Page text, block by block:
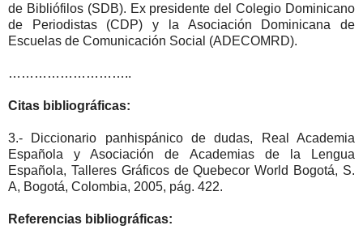
de Bibliófilos (SDB). Ex presidente del Colegio Dominicano
de Periodistas (CDP) y la Asociación Dominicana de
Escuelas de Comunicación Social (ADECOMRD).
………………………..
Citas bibliográficas:
3.- Diccionario panhispánico de dudas, Real Academia
Española y Asociación de Academias de la Lengua
Española, Talleres Gráficos de Quebecor World Bogotá, S.
A, Bogotá, Colombia, 2005, pág. 422.
Referencias bibliográficas: